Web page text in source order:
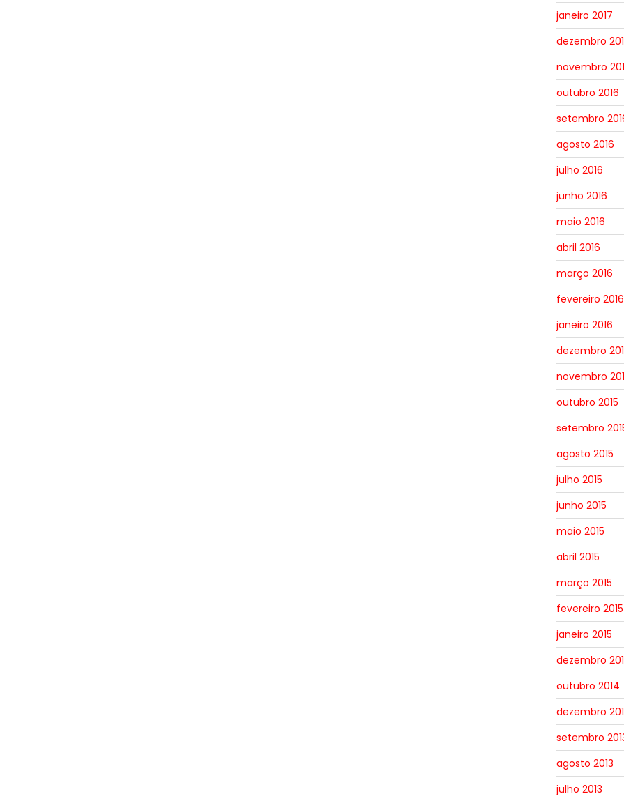
janeiro 2017
dezembro
novembro
outubro 2016
setembro
agosto 2016
julho 2016
junho 2016
maio 2016
abril 2016
março 2016
fevereiro 2016
janeiro 2016
dezembro
novembro
outubro 2015
setembro
agosto 2015
julho 2015
junho 2015
maio 2015
abril 2015
março 2015
fevereiro 2015
janeiro 2015
dezembro
outubro 2014
dezembro
setembro
agosto 2013
julho 2013